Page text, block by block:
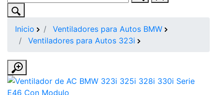
Inicio
Ventiladores para Autos BMW
Ventiladores para Autos 323i